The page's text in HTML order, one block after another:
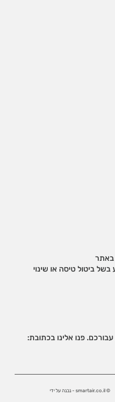
באתר
בשל ביטול טיסה או שינוי
פנו אלינו בכתובת:
© smartair.co.il - נבנה על ידי